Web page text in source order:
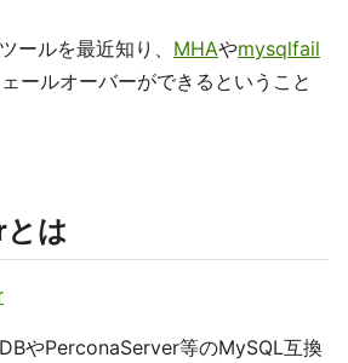
ールを最近知り、 MHAやmysqlfail
ールオーバーができるということ
は
やPerconaServer等のMySQL互換